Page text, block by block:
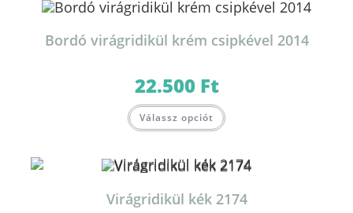
Bordó virágridikül krém csipkével 2014
22.500 Ft
Válassz opciót
Virágridikül kék 2174